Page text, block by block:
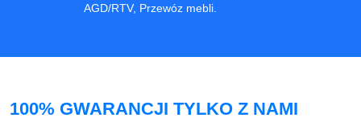
AGD/RTV, Przewóz mebli.
100% GWARANCJI TYLKO Z NAMI